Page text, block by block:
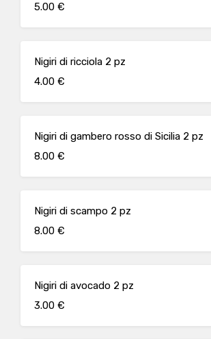
5.00 €
Nigiri di ricciola 2 pz
4.00 €
Nigiri di gambero rosso di Sicilia 2 pz
8.00 €
Nigiri di scampo 2 pz
8.00 €
Nigiri di avocado 2 pz
3.00 €